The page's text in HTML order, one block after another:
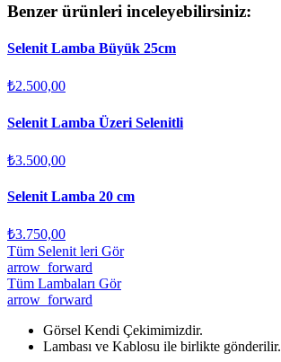
Benzer ürünleri inceleyebilirsiniz:
Selenit Lamba Büyük 25cm
₺2.500,00
Selenit Lamba Üzeri Selenitli
₺3.500,00
Selenit Lamba 20 cm
₺3.750,00
Tüm Selenit leri Gör
arrow_forward
Tüm Lambaları Gör
arrow_forward
Görsel Kendi Çekimimizdir.
Lambası ve Kablosu ile birlikte gönderilir.